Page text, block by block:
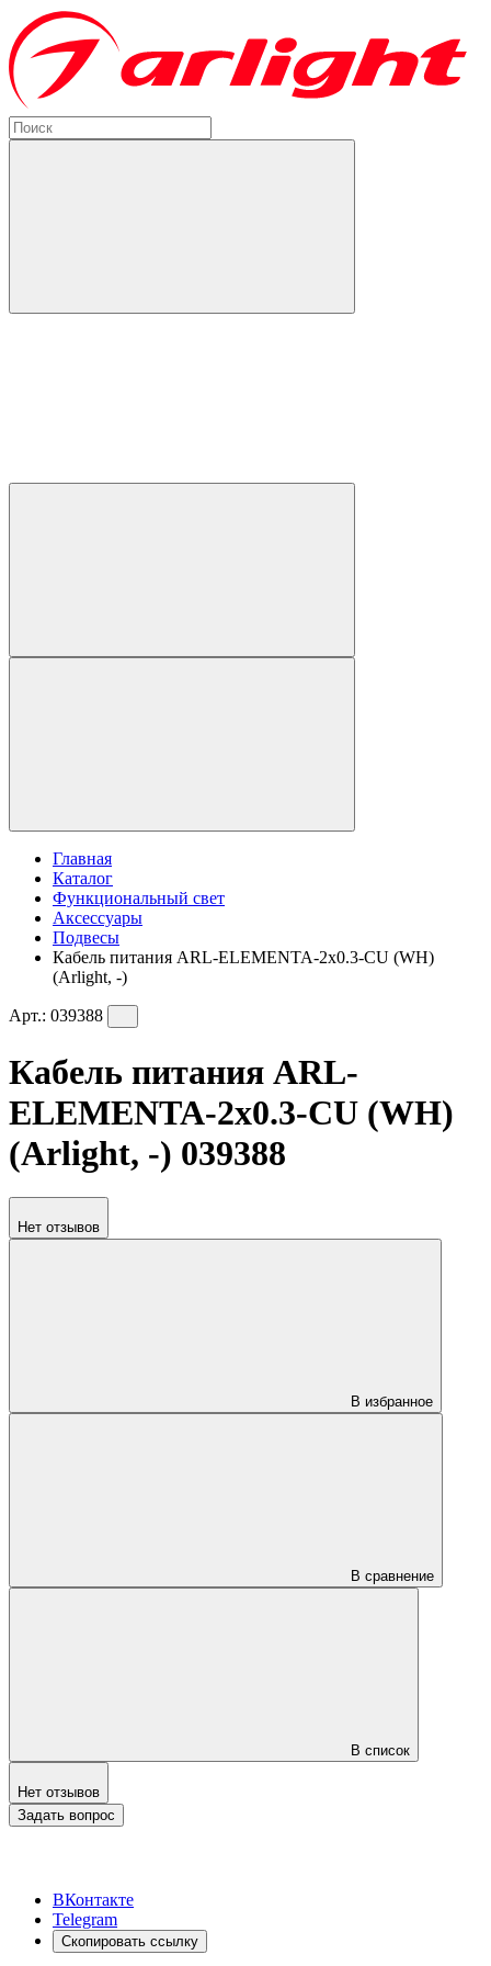
Главная
Каталог
Функциональный свет
Аксессуары
Подвесы
Кабель питания ARL-ELEMENTA-2х0.3-CU (WH)
(Arlight, -)
Арт.: 039388
Кабель питания ARL-
ELEMENTA-2х0.3-CU (WH)
(Arlight, -) 039388
Нет отзывов
В избранное
В сравнение
В список
Нет отзывов
Задать вопрос
ВКонтакте
Telegram
Скопировать ссылку